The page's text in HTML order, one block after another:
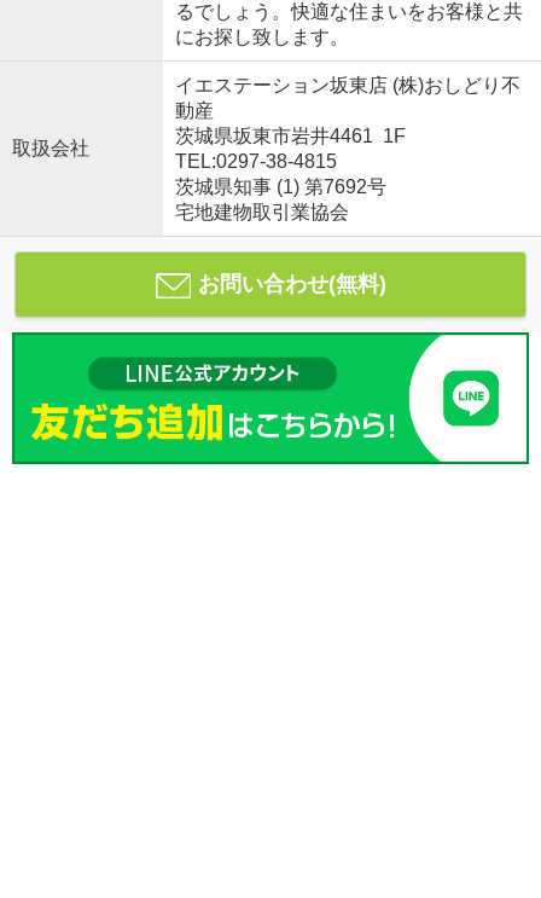
るでしょう。快適な住まいをお客様と共
にお探し致します。
取扱会社
イエステーション坂東店 (株)おしどり不
動産
茨城県坂東市岩井4461 1F
TEL:0297-38-4815
茨城県知事 (1) 第7692号
宅地建物取引業協会
お問い合わせ(無料)